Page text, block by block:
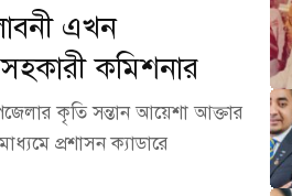
এখন
কমিশনার
কৃতি সন্তান আয়েশা আক্তার
প্রশাসন ক্যাডারে